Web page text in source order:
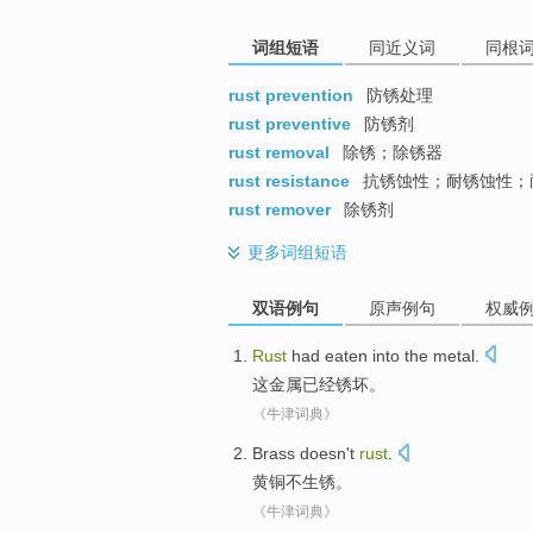
词组短语 同近义词 同根词
rust prevention
防锈处理
rust preventive
防锈剂
rust removal
除锈；除锈器
rust resistance
抗锈蚀性；耐锈蚀性；
rust remover
除锈剂
更多词组短语
双语例句 原声例句 权威
Rust had eaten into the metal
这金属已经锈坏。
《牛津词典》
Brass doesn't rust.
黄铜不生锈。
《牛津词典》